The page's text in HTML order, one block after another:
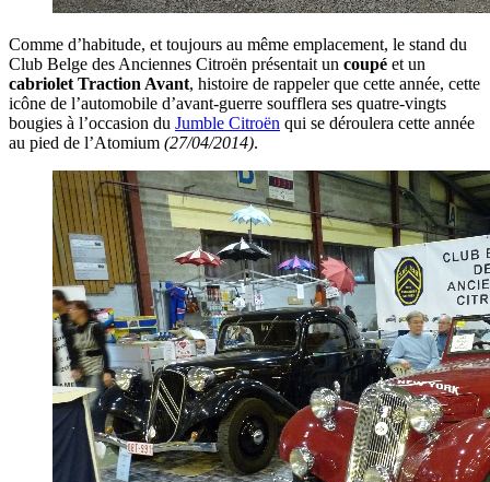
Comme d’habitude, et toujours au même emplacement, le stand du
Club Belge des Anciennes Citroën présentait un coupé et un
cabriolet Traction Avant, histoire de rappeler que cette année, cette
icône de l’automobile d’avant-guerre soufflera ses quatre-vingts
bougies à l’occasion du Jumble Citroën qui se déroulera cette année
au pied de l’Atomium (27/04/2014).